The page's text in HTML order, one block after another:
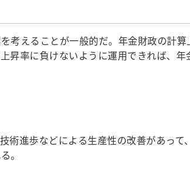
えることが一般的だ。年金財政の計
昇率に負けないように運用できれば、
進歩などによる生産性の改善があって
。